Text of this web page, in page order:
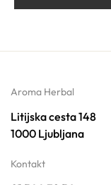
Aroma Herbal
Litijska cesta 148
1000 Ljubljana
Kontakt